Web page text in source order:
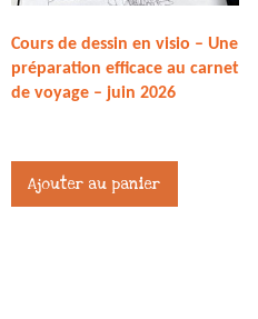
Cours de dessin en visio – Une
préparation efficace au carnet
de voyage – juin 2026
Ajouter au panier